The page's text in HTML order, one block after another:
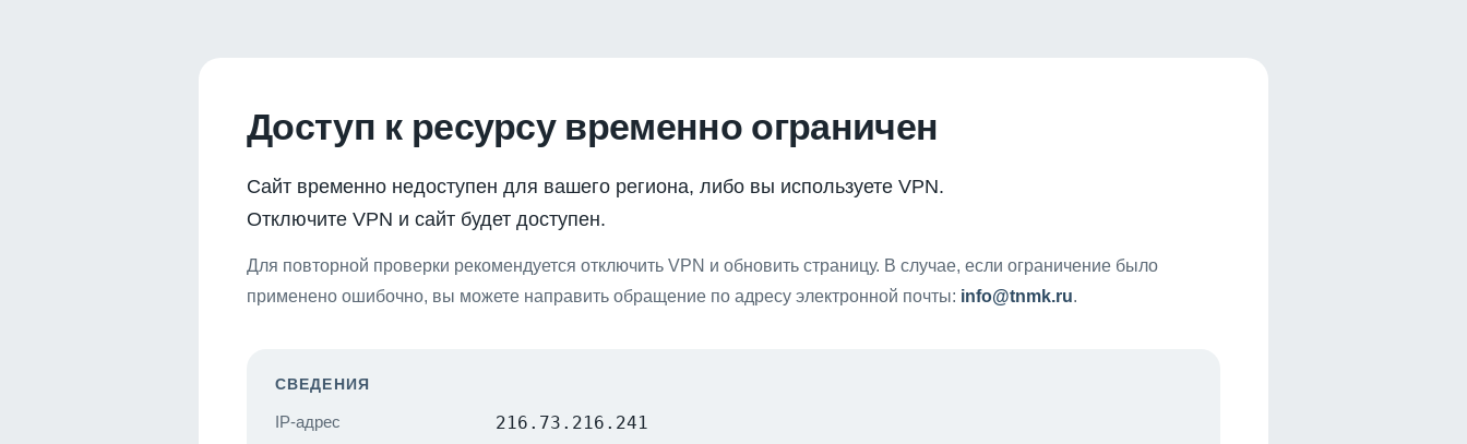
Доступ к ресурсу временно ограничен
Сайт временно недоступен для вашего региона, либо вы используете VPN.
Отключите VPN и сайт будет доступен.
Для повторной проверки рекомендуется отключить VPN и обновить страницу. В случае, если ограничение было
применено ошибочно, вы можете направить обращение по адресу электронной почты: info@tnmk.ru.
СВЕДЕНИЯ
IP-адрес 216.73.216.241